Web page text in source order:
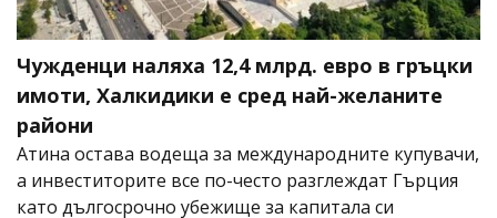
Чужденци наляха 12,4 млрд. евро в гръцки
имоти, Халкидики е сред най-желаните
райони
Атина остава водеща за международните купувачи,
а инвеститорите все по-често разглеждат Гърция
като дългосрочно убежище за капитала си